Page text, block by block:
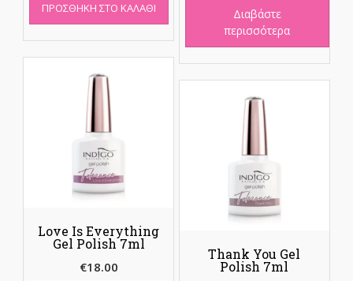
ΠΡΟΣΘΉΚΗ ΣΤΟ ΚΑΛΆΘΙ
Διαβάστε
περισσότερα
Love Is Everything
Gel Polish 7ml
€18.00
Thank You Gel
Polish 7ml